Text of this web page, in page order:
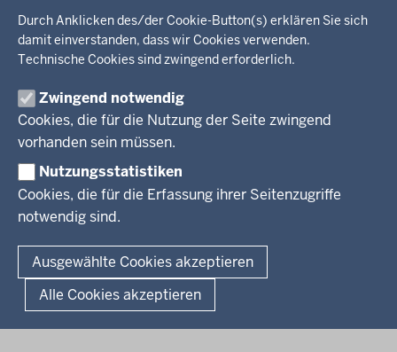
Durch Anklicken des/der Cookie-Button(s) erklären Sie sich
damit einverstanden, dass wir Cookies verwenden.
Technische Cookies sind zwingend erforderlich.
Zwingend notwendig
Cookies, die für die Nutzung der Seite zwingend
vorhanden sein müssen.
Nutzungsstatistiken
Cookies, die für die Erfassung ihrer Seitenzugriffe
notwendig sind.
Ausgewählte Cookies akzeptieren
Alle Cookies akzeptieren
Recht, Ordnung
Integration, Migration
Regierungsbezirk
KARRIERE
Stellenausschreibungen
Aktuelle Ausbildungsstellen und Praktika
Pressestelle
Social Media
BEKANNTMACHUNGEN
Amtsblatt
© 2026 Bezirksregierung Arnsberg
Fußzeile
Impressum Datenschutz Barrierefreiheit
Kurzlink zu dieser Seite